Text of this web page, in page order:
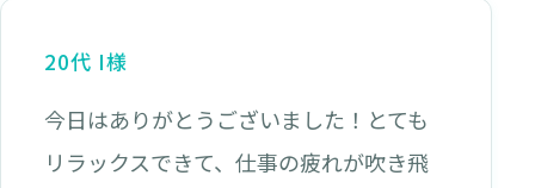
20代 I様
今日はありがとうございました！とても
リラックスできて、仕事の疲れが吹き飛